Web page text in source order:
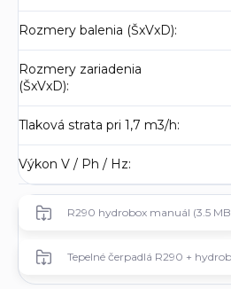
Rozmery balenia (ŠxVxD):
Rozmery zariadenia
(ŠxVxD):
Tlaková strata pri 1,7 m3/h:
Výkon V / Ph / Hz:
R290 hydrobox manuál (3.5
Tepelné čerpadlá R290 +